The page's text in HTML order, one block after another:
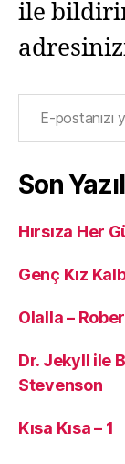
ile
E-postanızı yazın…
Son
Hırsıza Her
Genç Kız
Olalla –
Dr. Jekyll ile
Stevenson
Kısa Kısa – 1